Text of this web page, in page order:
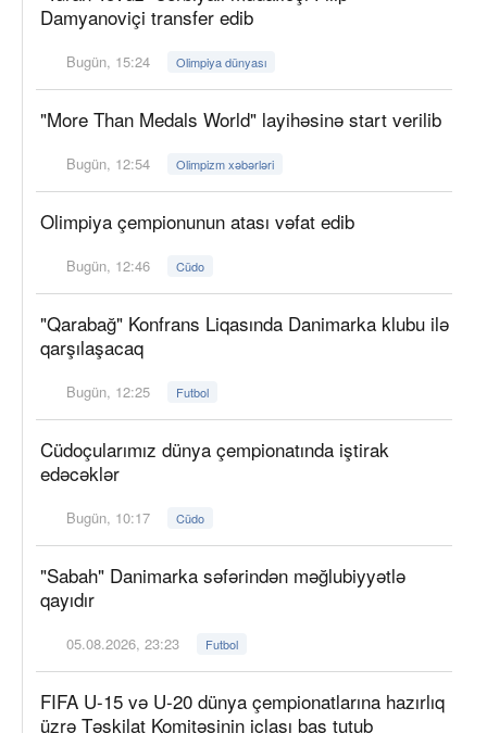
Damyanoviçi transfer edib
Bugün, 15:24 Olimpiya dünyası
"More Than Medals World" layihəsinə start verilib
Bugün, 12:54 Olimpizm xəbərləri
Olimpiya çempionunun atası vəfat edib
Bugün, 12:46 Cüdo
"Qarabağ" Konfrans Liqasında Danimarka klubu ilə
qarşılaşacaq
Bugün, 12:25 Futbol
Cüdoçularımız dünya çempionatında iştirak
edəcəklər
Bugün, 10:17 Cüdo
"Sabah" Danimarka səfərindən məğlubiyyətlə
qayıdır
05.08.2026, 23:23 Futbol
FIFA U-15 və U-20 dünya çempionatlarına hazırlıq
üzrə Təşkilat Komitəsinin iclası baş tutub